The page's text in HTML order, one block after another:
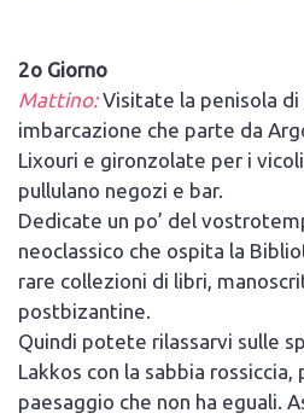
2o Giorno
Mattino:Visitate la penisola di
imbarcazione che parte da
Lixouri e gironzolate per i
pullulano negozi e bar.
Dedicate un po’ del
neoclassico che ospita la
rare collezioni di libri,
postbizantine.
Quindi potete rilassarvi sulle
Lakkos con la sabbia
paesaggio che non ha eguali.